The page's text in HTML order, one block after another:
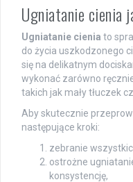
Ugniatanie cienia
Ugniatanie cienia to
do życia uszkodzonego
się na delikatnym
wykonać zarówno
takich jak mały tłuczek
Aby skutecznie
następujące kroki:
zebranie
ostrożne
konsystencję,